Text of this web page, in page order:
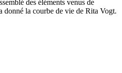
des éléments venus de
donné la courbe de vie de Rita Vogt.